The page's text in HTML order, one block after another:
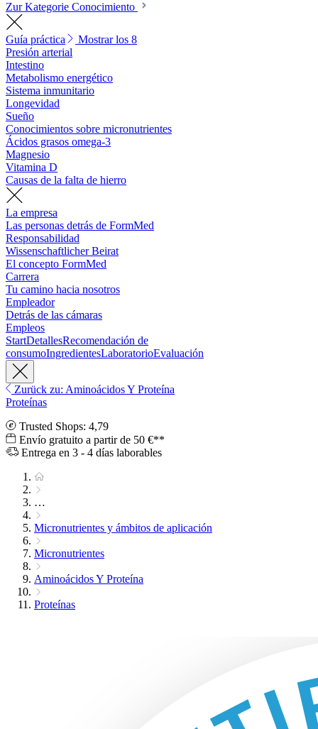
Zur Kategorie Conocimiento
Guía práctica
Mostrar los 8
Presión arterial
Intestino
Metabolismo energético
Sistema inmunitario
Longevidad
Sueño
Conocimientos sobre micronutrientes
Ácidos grasos omega-3
Magnesio
Vitamina D
Causas de la falta de hierro
La empresa
Las personas detrás de FormMed
Responsabilidad
Wissenschaftlicher Beirat
El concepto FormMed
Carrera
Tu camino hacia nosotros
Empleador
Detrás de las cámaras
Empleos
StartDetallesRecomendación de
consumoIngredientesLaboratorioEvaluación
Zurück zu: Aminoácidos Y Proteína
Proteínas
Trusted Shops: 4,79
Envío gratuito a partir de 50 €**
Entrega en 3 - 4 días laborables
…
Micronutrientes y ámbitos de aplicación
Micronutrientes
Aminoácidos Y Proteína
Proteínas